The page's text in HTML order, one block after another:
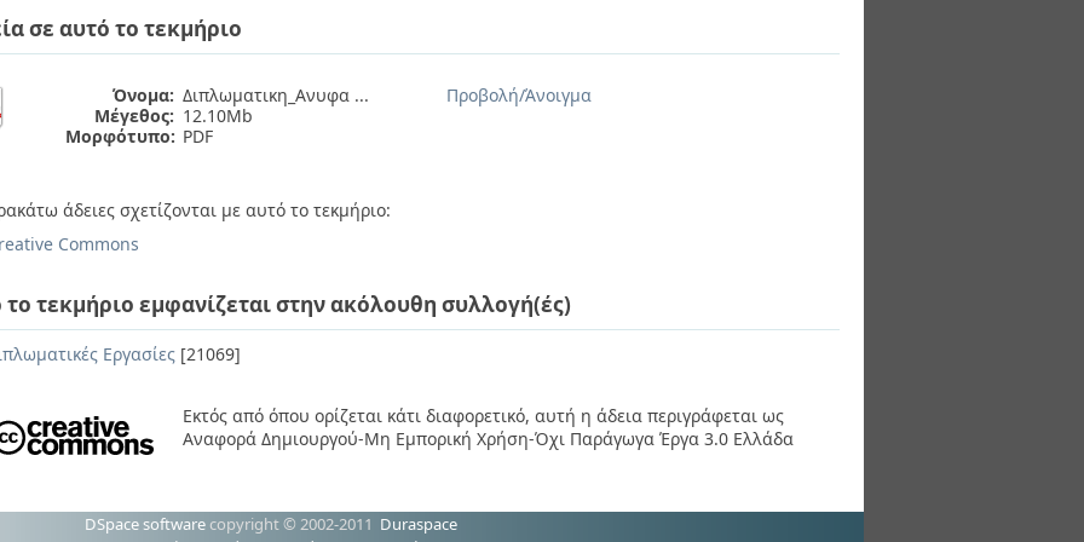
σε αυτό το τεκμήριο
Όνομα: Διπλωματικη_Ανυφα ...
Μέγεθος: 12.10Mb
Μορφότυπο: PDF
Προβολή/Άνοιγμα
άδειες σχετίζονται με αυτό το τεκμήριο:
Commons
το τεκμήριο εμφανίζεται στην ακόλουθη συλλογή(ές)
Εργασίες [21069]
Εκτός από όπου ορίζεται κάτι διαφορετικό, αυτή η άδεια περιγράφεται ως
Αναφορά Δημιουργού-Μη Εμπορική Χρήση-Όχι Παράγωγα Έργα 3.0 Ελλάδα
DSpace software copyright © 2002-2011 Duraspace